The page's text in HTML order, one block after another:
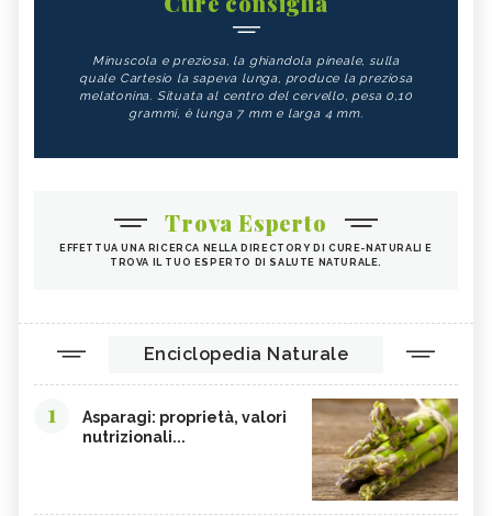
Minuscola e preziosa, la ghiandola pineale, sulla
quale Cartesio la sapeva lunga, produce la preziosa
melatonina. Situata al centro del cervello, pesa 0,10
grammi, è lunga 7 mm e larga 4 mm.
Trova Esperto
EFFETTUA UNA RICERCA NELLA DIRECTORY DI CURE-NATURALI E
TROVA IL TUO ESPERTO DI SALUTE NATURALE.
Enciclopedia Naturale
1
Asparagi: proprietà, valori
nutrizionali...